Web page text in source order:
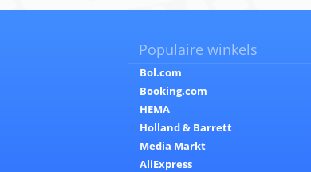
Populaire winkels
Bol.com
Booking.com
HEMA
Holland & Barrett
Media Markt
AliExpress